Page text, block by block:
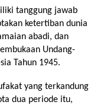
tanggung jawab
ketertiban dunia
abadi, dan
Undang-
Tahun 1945.
yang terkandung
dua periode itu,